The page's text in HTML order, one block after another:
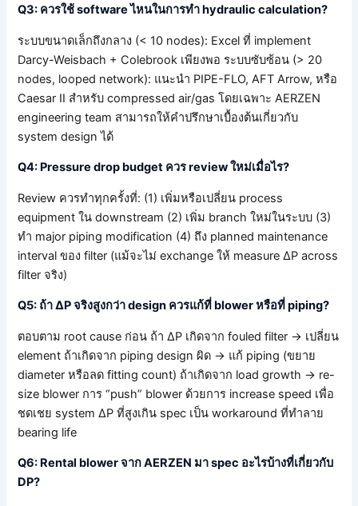
Q3: ควรใช้ software ไหนในการทำ hydraulic calculation?
ระบบขนาดเล็กถึงกลาง (< 10 nodes): Excel ที่ implement
Darcy-Weisbach + Colebrook เพียงพอ ระบบซับซ้อน (> 20
nodes, looped network): แนะนำ PIPE-FLO, AFT Arrow, หรือ
Caesar II สำหรับ compressed air/gas โดยเฉพาะ AERZEN
engineering team สามารถให้คำปรึกษาเบื้องต้นเกี่ยวกับ
system design ได้
Q4: Pressure drop budget ควร review ใหม่เมื่อไร?
Review ควรทำทุกครั้งที่: (1) เพิ่มหรือเปลี่ยน process
equipment ใน downstream (2) เพิ่ม branch ใหม่ในระบบ (3)
ทำ major piping modification (4) ถึง planned maintenance
interval ของ filter (แม้จะไม่ exchange ให้ measure ΔP across
filter จริง)
Q5: ถ้า ΔP จริงสูงกว่า design ควรแก้ที่ blower หรือที่ piping?
ตอบตาม root cause ก่อน ถ้า ΔP เกิดจาก fouled filter → เปลี่ยน
element ถ้าเกิดจาก piping design ผิด → แก้ piping (ขยาย
diameter หรือลด fitting count) ถ้าเกิดจาก load growth → re-
size blower การ “push” blower ด้วยการ increase speed เพื่อ
ชดเชย system ΔP ที่สูงเกิน spec เป็น workaround ที่ทำลาย
bearing life
Q6: Rental blower จาก AERZEN มา spec อะไรบ้างที่เกี่ยวกับ
DP?